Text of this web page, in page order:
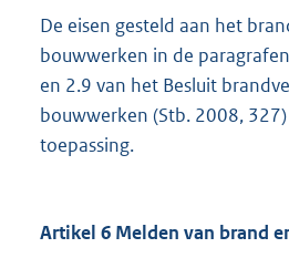
De eisen gesteld aan het
bouwwerken in de
en 2.9 van het Besluit
bouwwerken (Stb. 2008,
toepassing.
Artikel 6 Melden van brand